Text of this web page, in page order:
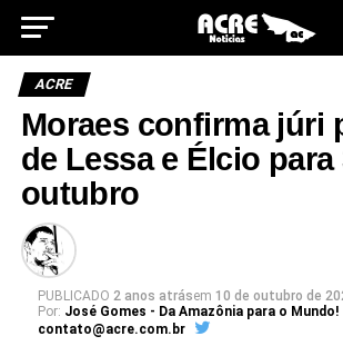
ACRE
Moraes confirma júri
de Lessa e Élcio para
outubro
PUBLICADO 2 anos atrásem 10 de outubro de
Por: José Gomes - Da Amazônia para o Mundo!
contato@acre.com.br